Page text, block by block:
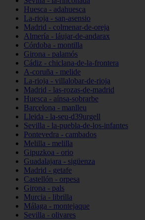
Huesca - adahuesca
La-rioja - san-asensio
Madrid - colmenar-de-oreja
Almería - láujar-de-andarax
Córdoba - montilla
Girona - palamós
Cádiz - chiclana-de-la-frontera
A-coruña - melide
La-rioja - villalobar-de-rioja
Madrid - las-rozas-de-madrid
Huesca - aínsa-sobrarbe
Barcelona - manlleu
Lleida - la-seu-d39urgell
Sevilla - la-puebla-de-los-infantes
Pontevedra - cambados
Melilla - melilla
Gipuzkoa - orio
Guadalajara - sigüenza
Madrid - getafe
Castellón - orpesa
Girona - pals
Murcia - librilla
Málaga - montejaque
Sevilla - olivares